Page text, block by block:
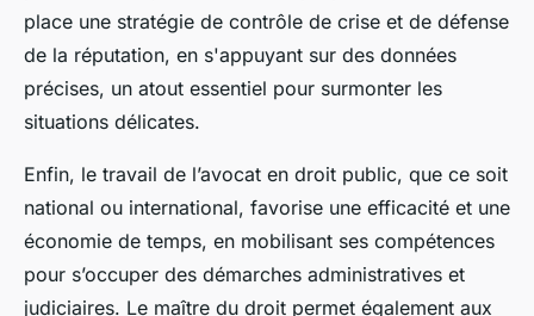
place une stratégie de contrôle de crise et de défense
de la réputation, en s'appuyant sur des données
précises, un atout essentiel pour surmonter les
situations délicates.
Enfin, le travail de l’avocat en droit public, que ce soit
national ou international, favorise une efficacité et une
économie de temps, en mobilisant ses compétences
pour s’occuper des démarches administratives et
judiciaires. Le maître du droit permet également aux